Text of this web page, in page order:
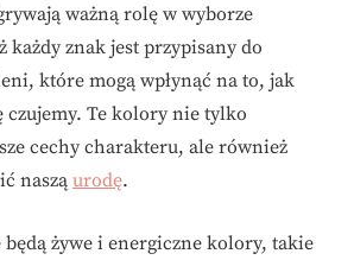
ważną rolę w wyborze
każdy znak jest przypisany do
które mogą wpłynąć na to, jak
czujemy. Te kolory nie tylko
cechy charakteru, ale również
naszą urodę.
żywe i energiczne kolory, takie